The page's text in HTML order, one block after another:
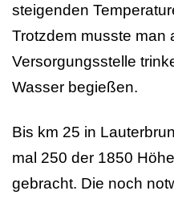
steigenden
Trotzdem musste man
Versorgungsstelle
Wasser begießen.
Bis km 25 in
mal 250 der 1850
gebracht. Die noch